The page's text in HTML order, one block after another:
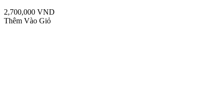
2,700,000 VND
Thêm Vào Giỏ